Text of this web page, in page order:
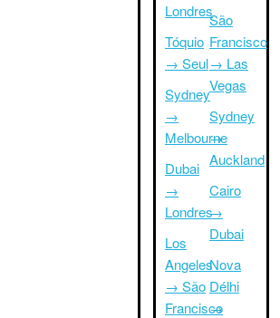
Londres
Tóquio
→ Seul
Sydney
→
Melbourne
Dubai
→
Londres
Los
Angeles
→ São
Francisco
São
Francisco
→ Las
Vegas
Sydney
→
Auckland
Cairo
→
Dubai
Nova
Délhi
→